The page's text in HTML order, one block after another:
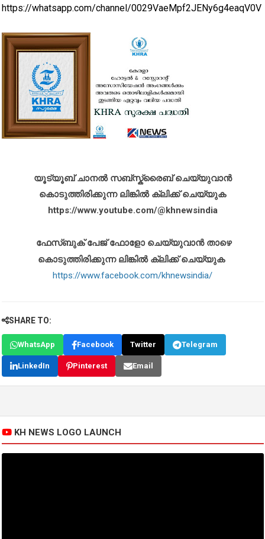
https://whatsapp.com/channel/0029VaeMpf2JENy6g4eaqV0V
യൂട്യൂബ് ചാനൽ സബ്സ്ക്രൈബ് ചെയ്യുവാൻ
കൊടുത്തിരിക്കുന്ന ലിങ്കിൽ ക്ലിക്ക് ചെയ്യുക
https://www.youtube.com/@khnewsindia
ഫേസ്ബുക് പേജ് ഫോളോ ചെയ്യുവാൻ താഴെ
കൊടുത്തിരിക്കുന്ന ലിങ്കിൽ ക്ലിക്ക് ചെയ്യുക
https://www.facebook.com/khnewsindia/
SHARE TO:
WhatsApp Facebook Twitter Telegram
LinkedIn Pinterest Email
KH NEWS LOGO LAUNCH